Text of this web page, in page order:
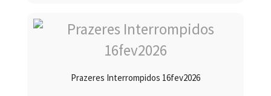
Prazeres Interrompidos 16fev2026